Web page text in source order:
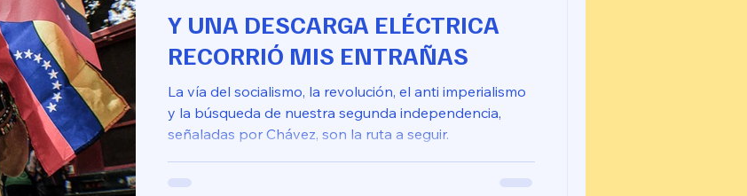
Y UNA DESCARGA ELÉCTRICA
RECORRIÓ MIS ENTRAÑAS
La vía del socialismo, la revolución, el anti imperialismo
y la búsqueda de nuestra segunda independencia,
señaladas por Chávez, son la ruta a seguir.